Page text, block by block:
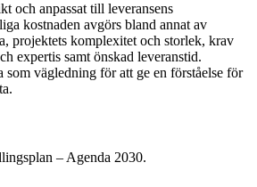
och anpassat till leveransens
kostnaden avgörs bland annat av
projektets komplexitet och storlek, krav
expertis samt önskad leveranstid.
som vägledning för att ge en förståelse för
– Agenda 2030.